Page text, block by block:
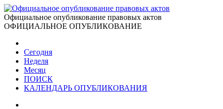
Официальное опубликование правовых актов
ОФИЦИАЛЬНОЕ ОПУБЛИКОВАНИЕ
Сегодня
Неделя
Месяц
ПОИСК
КАЛЕНДАРЬ ОПУБЛИКОВАНИЯ